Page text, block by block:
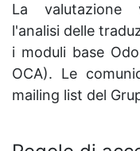
La valutazione
l'analisi delle
i moduli base
OCA). Le
mailing list del